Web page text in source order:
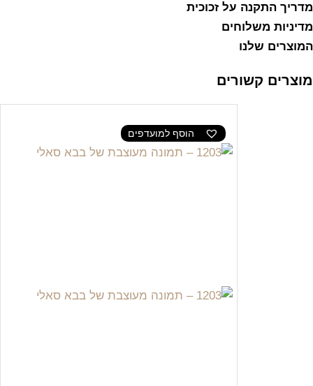
מדריך התקנה על זכוכית
מדיניות משלוחים
המוצרים שלנו
מוצרים קשורים
הוסף למועדפים